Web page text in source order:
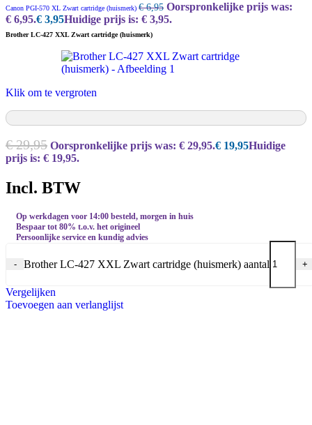
Canon PGI-570 XL Zwart cartridge (huismerk) €6,95 Oorspronkelijke prijs was:
€ 6,95.€ 3,95Huidige prijs is: € 3,95.
Brother LC-427 XXL Zwart cartridge (huismerk)
Klik om te vergroten
€29,95 Oorspronkelijke prijs was: € 29,95.€ 19,95Huidige
prijs is: € 19,95.
Incl. BTW
Op werkdagen voor 14:00 besteld, morgen in huis
Bespaar tot 80% t.o.v. het origineel
Persoonlijke service en kundig advies
- Brother LC-427 XXL Zwart cartridge (huismerk) aantal +
Vergelijken
Toevoegen aan verlanglijst